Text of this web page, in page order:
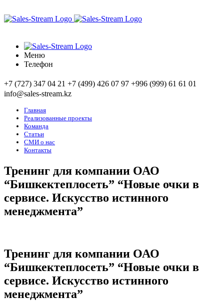
Меню
Телефон
+7 (727) 347 04 21 +7 (499) 426 07 97 +996 (999) 61 61 01
info@sales-stream.kz
Главная
Реализованные проекты
Команда
Статьи
СМИ о нас
Контакты
Тренинг для компании ОАО
“Бишкектеплосеть” “Новые очки в
сервисе. Искусство истинного
менеджмента”
Тренинг для компании ОАО
“Бишкектеплосеть” “Новые очки в
сервисе. Искусство истинного
менеджмента”